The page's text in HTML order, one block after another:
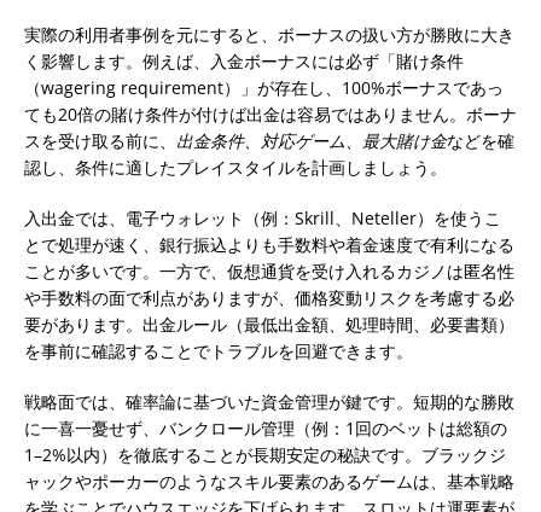
実際の利用者事例を元にすると、ボーナスの扱い方が勝敗に大き
く影響します。例えば、入金ボーナスには必ず「賭け条件
（wagering requirement）」が存在し、100%ボーナスであっ
ても20倍の賭け条件が付けば出金は容易ではありません。ボーナ
スを受け取る前に、 出金条件、対応ゲーム、最大賭け金などを確
認し、条件に適したプレイスタイルを計画しましょう。
入出金では、電子ウォレット（例：Skrill、Neteller）を使うこ
とで処理が速く、銀行振込よりも手数料や着金速度で有利になる
ことが多いです。一方で、仮想通貨を受け入れるカジノは匿名性
や手数料の面で利点がありますが、価格変動リスクを考慮する必
要があります。出金ルール（最低出金額、処理時間、必要書類）
を事前に確認することでトラブルを回避できます。
戦略面では、確率論に基づいた資金管理が鍵です。短期的な勝敗
に一喜一憂せず、バンクロール管理（例：1回のベットは総額の
1–2%以内）を徹底することが長期安定の秘訣です。ブラックジ
ャックやポーカーのようなスキル要素のあるゲームは、基本戦略